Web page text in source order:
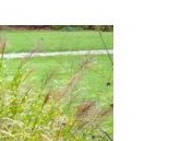
auf.
Die
Optionen
können